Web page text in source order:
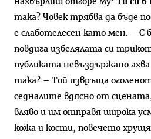
така? Човек трябва да бъде
е слаботелесен като мен. – С
повдига избелялата си
публиката невъздържано
така? – Той извръща
седналите вдясно от
вляво и им отправя широка
кожа и кости, повечето